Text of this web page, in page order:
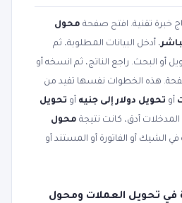
خبرة تقنية. افتح صفحة محول
، أدخل البيانات المطلوبة، ثم
أو البحث. راجع الناتج، ثم انسخه أو
هذه الخطوات نفسها تفيد من
أو تحويل دولار إلى جنيه أو تحويل
أدق، كانت نتيجة محول
الشيك أو الفاتورة أو المستند أو
في تحويل العملات ومحول